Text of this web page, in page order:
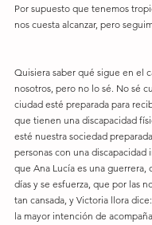
Por supuesto que tenemos
nos cuesta alcanzar, pero
Quisiera saber qué sigue en el
nosotros, pero no lo sé. No sé
ciudad esté preparada para
que tienen una discapacidad
esté nuestra sociedad
personas con una discapacidad
que Ana Lucía es una guerrera,
días y se esfuerza, que por las
tan cansada, y Victoria llora
la mayor intención de